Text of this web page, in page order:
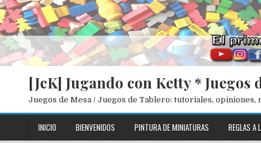
[JcK] Jugando con Ketty * Juegos
Juegos de Mesa / Juegos de Tablero: tutoriales, opiniones,
INICIO BIENVENIDOS PINTURA DE MINIATURAS REGLAS A